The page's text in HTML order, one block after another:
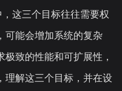
这三个目标往往需要权
可能会增加系统的复杂
致的性能和可扩展性，
理解这三个目标，并在设